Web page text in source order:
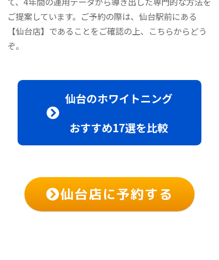
ご提案しています。ご予約の際は、仙台駅前にある
【仙台店】であることをご確認の上、こちらからどう
ぞ。
仙台のホワイトニング
おすすめ17選を比較
仙台店に予約する